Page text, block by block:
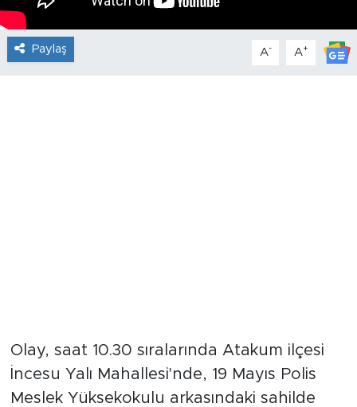
Paylaş A- A+
Olay, saat 10.30 sıralarında Atakum ilçesi
İncesu Yalı Mahallesi'nde, 19 Mayıs Polis
Meslek Yüksekokulu arkasındaki sahilde